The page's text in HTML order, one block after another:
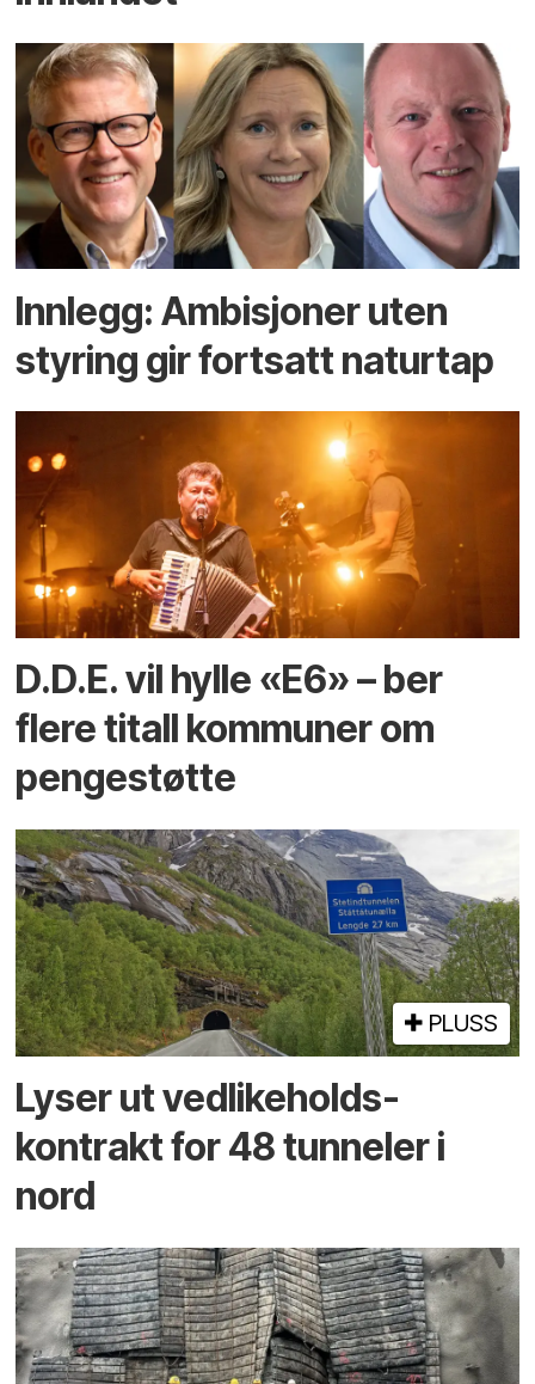
Innlegg: Ambisjoner uten
styring gir fortsatt naturtap
D.D.E. vil hylle «E6» – ber
flere titall kommuner om
pengestøtte
PLUSS
Lyser ut vedlikeholds­
kontrakt for 48 tunneler i
nord